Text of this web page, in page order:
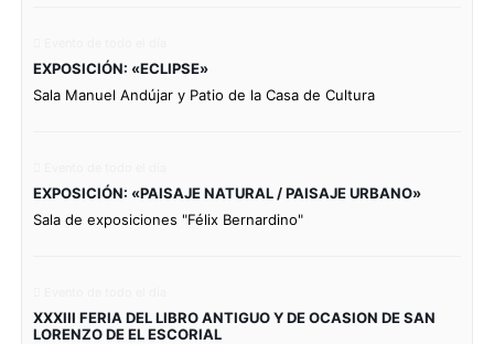
EXPOSICIÓN: «ECLIPSE»
Sala Manuel Andújar y Patio de la Casa de Cultura
EXPOSICIÓN: «PAISAJE NATURAL / PAISAJE URBANO»
Sala de exposiciones "Félix Bernardino"
XXXIII FERIA DEL LIBRO ANTIGUO Y DE OCASION DE SAN
LORENZO DE EL ESCORIAL